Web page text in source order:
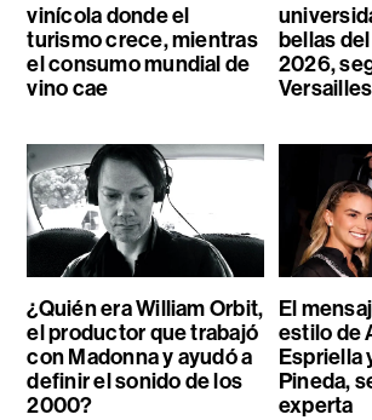
vinícola donde el
turismo crece, mientras
el consumo mundial de
vino cae
bellas
2026,
Versailles
¿Quién era William Orbit,
el productor que trabajó
con Madonna y ayudó a
definir el sonido de los
2000?
El
estilo de
Espriella
Pineda,
experta